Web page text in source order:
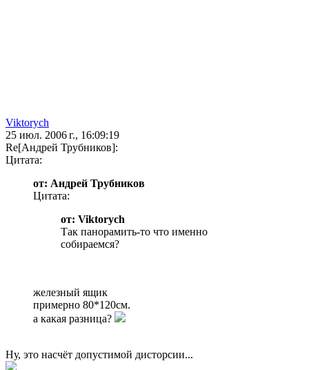
Viktorych
25 июл. 2006 г., 16:09:19
Re[Андрей Трубников]:
Цитата:
от: Андрей Трубников
Цитата:
от: Viktorych
Так панорамить-то что именно
собираемся?
железный ящик
примерно 80*120см.
а какая разница?
Ну, это насчёт допустимой дисторсии...